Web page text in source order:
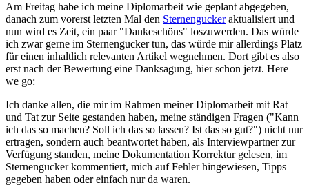
Am Freitag habe ich meine Diplomarbeit wie geplant abgegeben,
danach zum vorerst letzten Mal den Sternenguckeraktualisiert und
nun wird es Zeit, ein paar "Dankeschöns" loszuwerden. Das würde
ich zwar gerne im Sternengucker tun, das würde mir allerdings Platz
für einen inhaltlich relevanten Artikel wegnehmen. Dort gibt es also
erst nach der Bewertung eine Danksagung, hier schon jetzt. Here
we go:
Ich danke allen, die mir im Rahmen meiner Diplomarbeit mit Rat
und Tat zur Seite gestanden haben, meine ständigen Fragen ("Kann
ich das so machen? Soll ich das so lassen? Ist das so gut?") nicht nur
ertragen, sondern auch beantwortet haben, als Interviewpartner zur
Verfügung standen, meine Dokumentation Korrektur gelesen, im
Sternengucker kommentiert, mich auf Fehler hingewiesen, Tipps
gegeben haben oder einfach nur da waren.